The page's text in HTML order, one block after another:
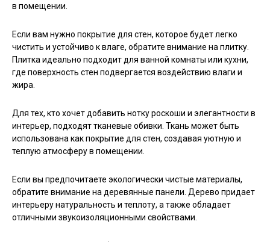
в помещении.
Если вам нужно покрытие для стен, которое будет легко
чистить и устойчиво к влаге, обратите внимание на плитку.
Плитка идеально подходит для ванной комнаты или кухни,
где поверхность стен подвергается воздействию влаги и
жира.
Для тех, кто хочет добавить нотку роскоши и элегантности в
интерьер, подходят тканевые обивки. Ткань может быть
использована как покрытие для стен, создавая уютную и
теплую атмосферу в помещении.
Если вы предпочитаете экологически чистые материалы,
обратите внимание на деревянные панели. Дерево придает
интерьеру натуральность и теплоту, а также обладает
отличными звукоизоляционными свойствами.